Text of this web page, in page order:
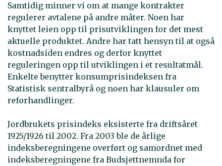
Samtidig minner vi om at mange kontrakter
regulerer avtalene på andre måter. Noen har
knyttet leien opp til prisutviklingen for det mest
aktuelle produktet. Andre har tatt hensyn til at også
kostnadsiden endres og derfor knyttet
reguleringen opp til utviklingen i et resultatmål.
Enkelte benytter konsumprisindeksen fra
Statistisk sentralbyrå og noen har klausuler om
reforhandlinger.
Jordbrukets prisindeks eksisterte fra driftsåret
1925/1926 til 2002. Fra 2003 ble de årlige
indeksberegningene overført og samordnet med
indeksberegningene fra Budsjettnemnda for